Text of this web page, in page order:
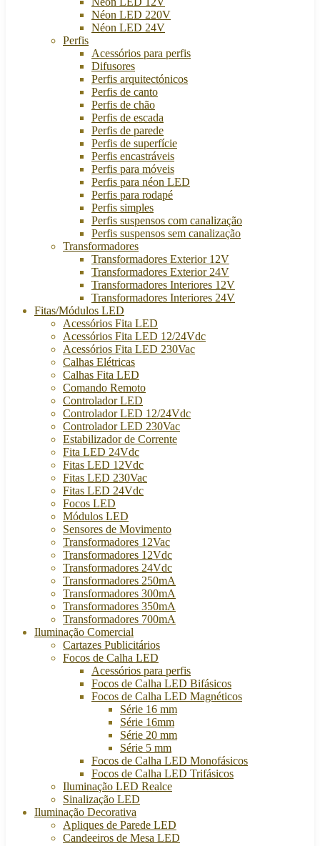
Néon LED 220V
Néon LED 24V
Perfis
Acessórios para perfis
Difusores
Perfis arquitectónicos
Perfis de canto
Perfis de chão
Perfis de escada
Perfis de parede
Perfis de superfície
Perfis encastráveis
Perfis para móveis
Perfis para néon LED
Perfis para rodapé
Perfis simples
Perfis suspensos com canalização
Perfis suspensos sem canalização
Transformadores
Transformadores Exterior 12V
Transformadores Exterior 24V
Transformadores Interiores 12V
Transformadores Interiores 24V
Fitas/Módulos LED
Acessórios Fita LED
Acessórios Fita LED 12/24Vdc
Acessórios Fita LED 230Vac
Calhas Elétricas
Calhas Fita LED
Comando Remoto
Controlador LED
Controlador LED 12/24Vdc
Controlador LED 230Vac
Estabilizador de Corrente
Fita LED 24Vdc
Fitas LED 12Vdc
Fitas LED 230Vac
Fitas LED 24Vdc
Focos LED
Módulos LED
Sensores de Movimento
Transformadores 12Vac
Transformadores 12Vdc
Transformadores 24Vdc
Transformadores 250mA
Transformadores 300mA
Transformadores 350mA
Transformadores 700mA
Iluminação Comercial
Cartazes Publicitários
Focos de Calha LED
Acessórios para perfis
Focos de Calha LED Bifásicos
Focos de Calha LED Magnéticos
Série 16 mm
Série 16mm
Série 20 mm
Série 5 mm
Focos de Calha LED Monofásicos
Focos de Calha LED Trifásicos
Iluminação LED Realce
Sinalização LED
Iluminação Decorativa
Apliques de Parede LED
Candeeiros de Mesa LED